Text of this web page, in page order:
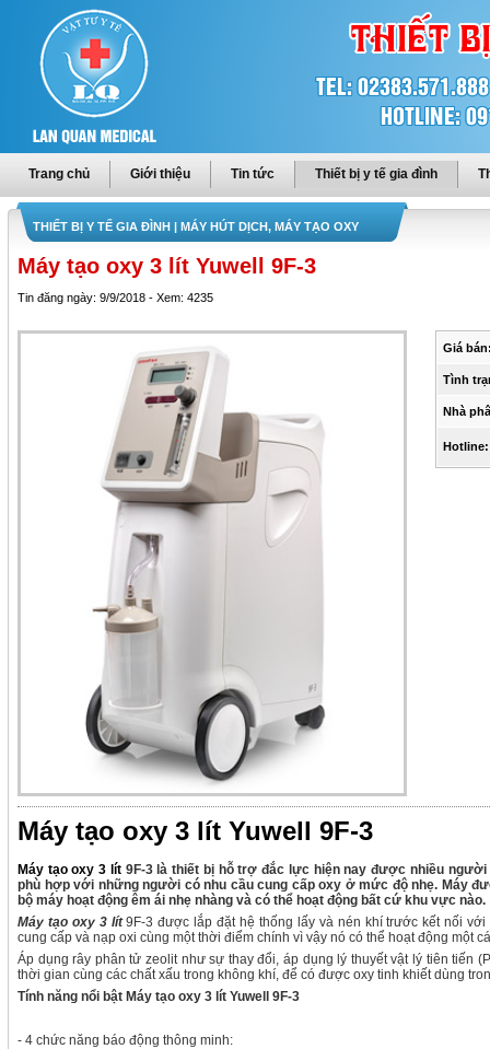
Trang chủ Giới thiệu Tin tức Thiết bị y tế gia đình
THIẾT BỊ Y TẾ GIA ĐÌNH | MÁY HÚT DỊCH, MÁY TẠO OXY
Máy tạo oxy 3 lít Yuwell 9F-3
Tin đăng ngày: 9/9/2018 - Xem: 4235
Giá
Tình
Nhà
Hotline:
Máy tạo oxy 3 lít Yuwell 9F-3
Máy tạo oxy 3 lít9F-3 là thiết bị hỗ trợ đắc lực hiện nay được nhiều
phù hợp với những người có nhu cầu cung cấp oxy ở mức độ nhẹ. Máy
bộ máy hoạt động êm ái nhẹ nhàng và có thể hoạt động bất cứ khu vực nào.
Máy tạo oxy 3 lít9F-3 được lắp đặt hệ thống lấy và nén khí trước kết nối
cung cấp và nạp oxi cùng một thời điểm chính vì vậy nó có thể hoạt động một
Áp dụng rây phân tử zeolit như sự thay đổi, áp dụng lý thuyết vật lý tiên tiến
thời gian cùng các chất xấu trong không khí, để có được oxy tinh khiết dùng
Tính năng nổi bật Máy tạo oxy 3 lít Yuwell 9F-3
- 4 chức năng báo động thông minh: